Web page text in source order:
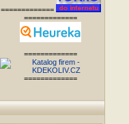
=============
=============
=============
=============